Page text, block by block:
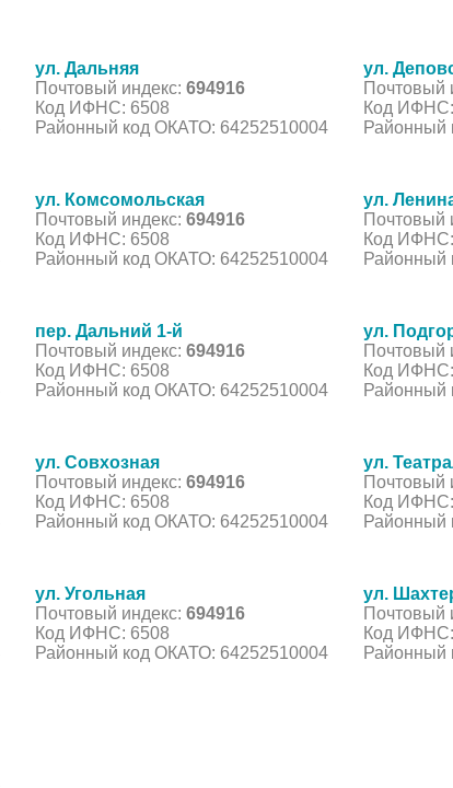
ул. Дальняя
Почтовый индекс: 694916
Код ИФНС: 6508
Районный код ОКАТО: 64252510004
ул.
Почтовый
Код
Районный
ул. Комсомольская
Почтовый индекс: 694916
Код ИФНС: 6508
Районный код ОКАТО: 64252510004
ул.
Почтовый
Код
Районный
пер. Дальний 1-й
Почтовый индекс: 694916
Код ИФНС: 6508
Районный код ОКАТО: 64252510004
ул.
Почтовый
Код
Районный
ул. Совхозная
Почтовый индекс: 694916
Код ИФНС: 6508
Районный код ОКАТО: 64252510004
ул.
Почтовый
Код
Районный
ул. Угольная
Почтовый индекс: 694916
Код ИФНС: 6508
Районный код ОКАТО: 64252510004
ул.
Почтовый
Код
Районный